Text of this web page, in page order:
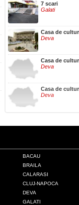
7 scari
Galati
Casa de
Deva
Casa de
Deva
Casa de
Deva
BACAU
BRAILA
CALARASI
CLUJ-NAPOCA
DEVA
GALATI